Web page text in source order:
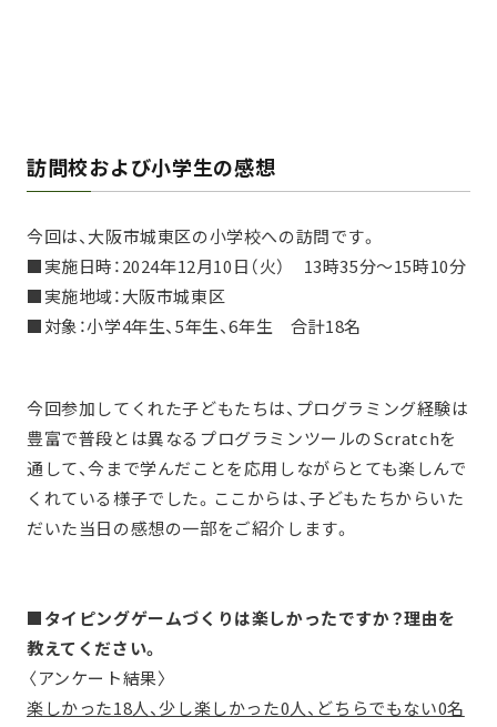
訪問校および小学生の感想
今回は、大阪市城東区の小学校への訪問です。
■実施日時：2024年12月10日（火） 13時35分～15時10分
■実施地域：大阪市城東区
■対象：小学4年生、5年生、6年生 合計18名
今回参加してくれた子どもたちは、プログラミング経験は
豊富で普段とは異なるプログラミンツールのScratchを
通して、今まで学んだことを応用しながらとても楽しんで
くれている様子でした。ここからは、子どもたちからいた
だいた当日の感想の一部をご紹介します。
■タイピングゲームづくりは楽しかったですか？理由を
教えてください。
〈アンケート結果〉
楽しかった18人、少し楽しかった0人、どちらでもない0名